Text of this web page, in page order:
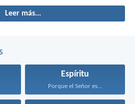
Leer más...
Espíritu
Porque el Señor es...